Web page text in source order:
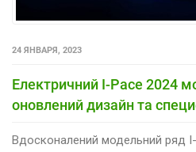
24 ЯНВАРЯ, 2023
Електричний I-Pace 2024
оновлений дизайн та
Вдосконалений модельний ряд